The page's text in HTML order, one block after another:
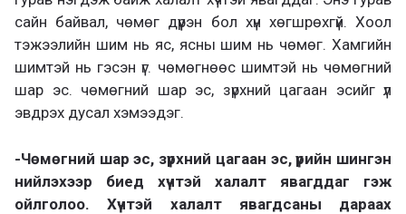
сайн байвал, чөмөг дүүрэн бол хүн хөгшрөхгүй. Хоол
тэжээлийн шим нь яс, ясны шим нь чөмөг. Хамгийн
шимтэй нь гэсэн үг. чөмөгнөөс шимтэй нь чөмөгний
шар эс. чөмөгний шар эс, зүрхний цагаан эсийг үл
эвдрэх дусал хэмээдэг.
-Чөмөгний шар эс, зүрхний цагаан эс, үрийн шингэн
нийлэхээр биед хүчтэй халалт явагддаг гэж
ойлголоо. Хүчтэй халалт явагдсаны дараах